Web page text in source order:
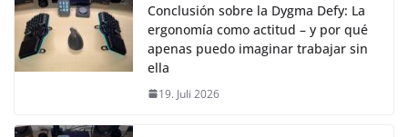
Conclusión sobre la Dygma Defy: La
ergonomía como actitud – y por qué
apenas puedo imaginar trabajar sin
ella
19. Juli 2026